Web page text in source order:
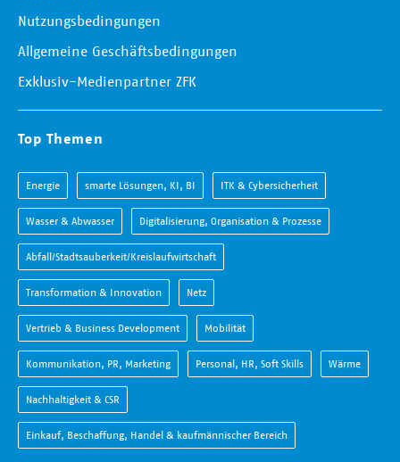
Nutzungsbedingungen
Allgemeine Geschäftsbedingungen
Exklusiv-Medienpartner ZFK
Top Themen
Energie smarte Lösungen, KI, BI ITK & Cybersicherheit
Wasser & Abwasser Digitalisierung, Organisation & Prozesse
Abfall/Stadtsauberkeit/Kreislaufwirtschaft
Transformation & Innovation Netz
Vertrieb & Business Development Mobilität
Kommunikation, PR, Marketing Personal, HR, Soft Skills Wärme
Nachhaltigkeit & CSR
Einkauf, Beschaffung, Handel & kaufmännischer Bereich